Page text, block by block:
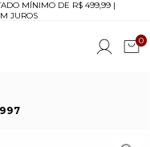
MÍNIMO DE R$ 499,99 |
JUROS
0